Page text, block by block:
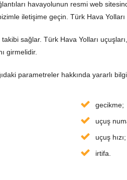
havayolunun resmi web
iletişime geçin. Türk Hava
sağlar. Türk Hava Yolları
girmelidir.
parametreler hakkında yararlı
gecikme;
uçuş
uçuş hızı;
irtifa.